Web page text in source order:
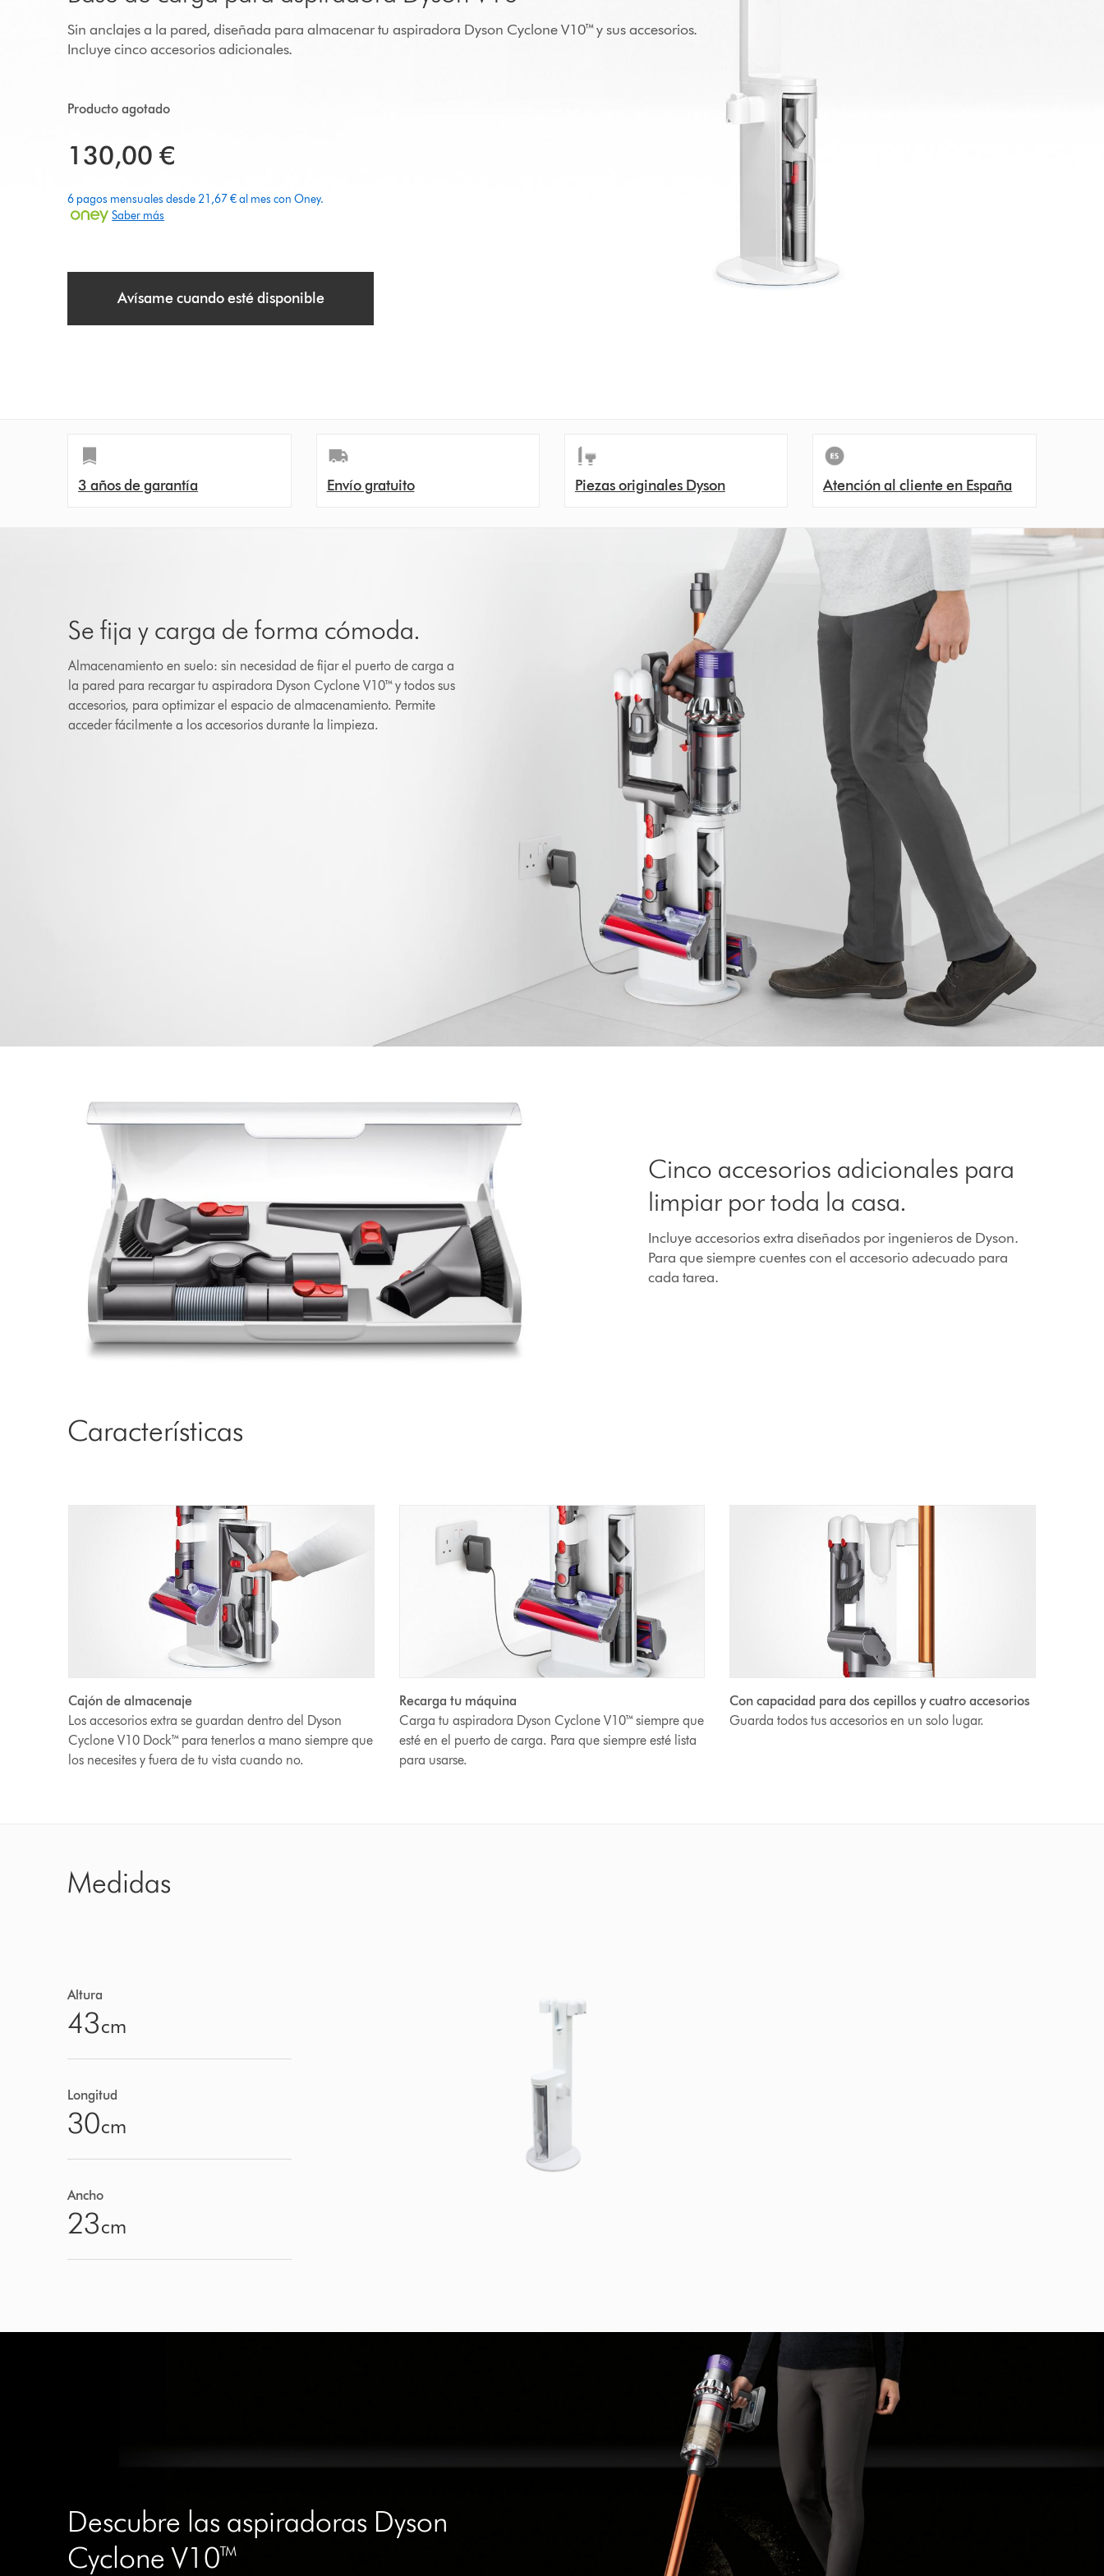
Sin anclajes a la pared, diseñada para almacenar tu aspiradora Dyson Cyclone V10™ y sus accesorios.
Incluye cinco accesorios adicionales.
Producto agotado
130,00 €
6 pagos mensuales desde 21,67 € al mes con Oney.
Saber más
Avísame cuando esté disponible
3 años de garantía Envío gratuito Piezas originales Dyson Atención al cliente en España
Se fija y carga de forma cómoda.
Almacenamiento en suelo: sin necesidad de fijar el puerto de carga a
la pared para recargar tu aspiradora Dyson Cyclone V10™ y todos sus
accesorios, para optimizar el espacio de almacenamiento. Permite
acceder fácilmente a los accesorios durante la limpieza.
Cinco accesorios adicionales para
limpiar por toda la casa.
Incluye accesorios extra diseñados por ingenieros de Dyson.
Para que siempre cuentes con el accesorio adecuado para
cada tarea.
Características
Cajón de almacenaje
Los accesorios extra se guardan dentro del Dyson
Cyclone V10 Dock™ para tenerlos a mano siempre que
los necesites y fuera de tu vista cuando no.
Recarga tu máquina
Carga tu aspiradora Dyson Cyclone V10™ siempre que
esté en el puerto de carga. Para que siempre esté lista
para usarse.
Con capacidad para dos cepillos y cuatro accesorios
Guarda todos tus accesorios en un solo lugar.
Medidas
Altura
43cm
Longitud
30cm
Ancho
23cm
Descubre las aspiradoras Dyson
Cyclone V10™